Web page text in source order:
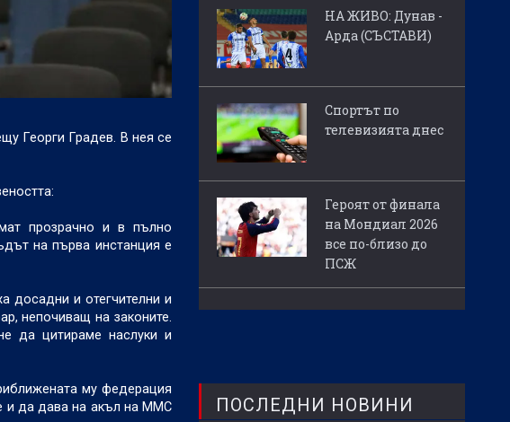
Георги Градев. В нея се
прозрачно и в пълно
на първа инстанция е
досадни и отегчителни и
непочиващ на законите.
да цитираме наслуки и
му федерация
и да дава на акъл на ММС
НА ЖИВО: Дунав -
Арда (СЪСТАВИ)
Спортът по
телевизията днес
Героят от финала
на Мондиал 2026
все по-близо до
ПСЖ
ПОСЛЕДНИ НОВИНИ